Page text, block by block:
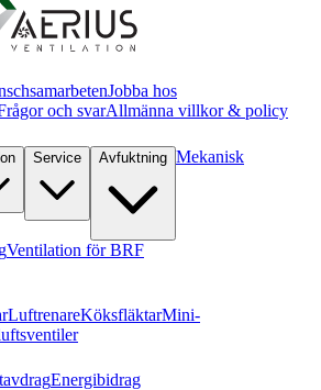
Jobba hos
och svarAllmänna villkor & policy
Service Avfuktning Mekanisk
Ventilation för BRF
LuftrenareKöksfläktarMini-
Energibidrag